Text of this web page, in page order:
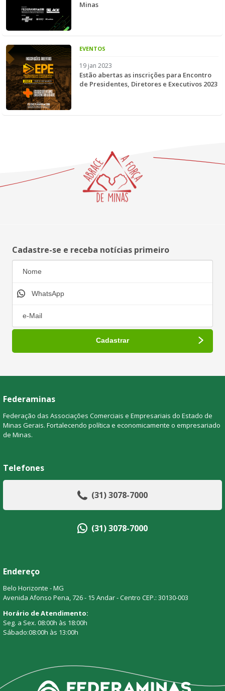
Minas
EVENTOS
19 jan 2023
Estão abertas as inscrições para Encontro
de Presidentes, Diretores e Executivos 2023
Cadastre-se e receba notícias primeiro
Federaminas
Federação das Associações Comerciais e Empresariais do Estado de
Minas Gerais. Fortalecendo política e economicamente o empresariado
de Minas.
Telefones
(31) 3078-7000
(31) 3078-7000
Endereço
Belo Horizonte - MG
Avenida Afonso Pena, 726 - 15 Andar - Centro CEP.: 30130-003
Horário de Atendimento:
Seg. a Sex. 08:00h às 18:00h
Sábado:08:00h às 13:00h